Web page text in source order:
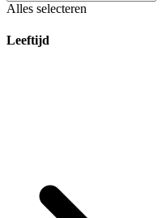
Alles selecteren
Leeftijd